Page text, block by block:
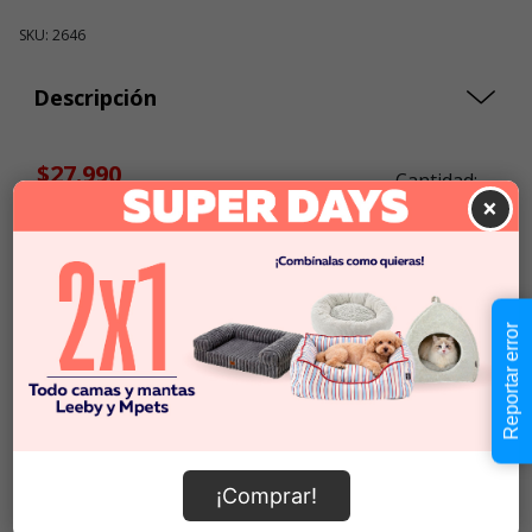
SKU: 2646
Descripción
Cantidad:
-
$27.990
Añadir al carrito
Información de envío
×
¡Comprar!
Reportar error